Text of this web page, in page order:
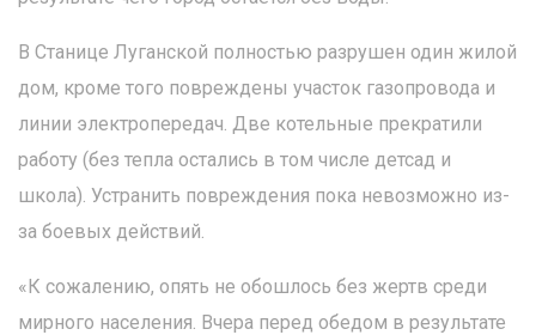
В Станице Луганской полностью разрушен один жилой
дом, кроме того повреждены участок газопровода и
линии электропередач. Две котельные прекратили
работу (без тепла остались в том числе детсад и
школа). Устранить повреждения пока невозможно из-
за боевых действий.
«К сожалению, опять не обошлось без жертв среди
мирного населения. Вчера перед обедом в результате